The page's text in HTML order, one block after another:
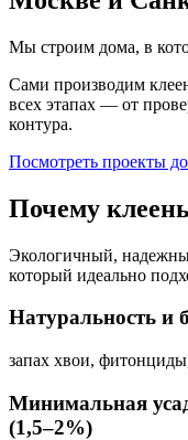
Мы строим дома, в
Сами производим
всех этапах — от
контура.
Посмотреть проекты
Почему
Экологичный,
который идеально
Натуральность и
запах хвои,
Минимальная
(1,5–2%)